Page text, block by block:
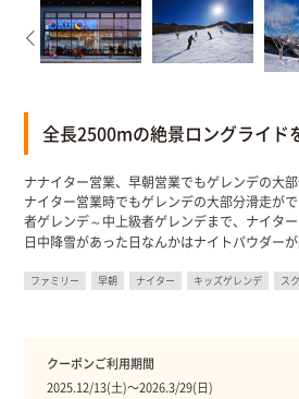
全長2500mの絶景ロングライド
ナナイター営業、早朝営業でもゲレンデの大
ナイター営業時でもゲレンデの大部分滑走が
者ゲレンデ～中上級者ゲレンデまで、ナイタ
日中降雪があった日なんかはナイトパウダー
ファミリー 早朝 ナイター キッズゲレンデ ス
クーポンご利用期間
2025.12/13(土)〜2026.3/29(日)